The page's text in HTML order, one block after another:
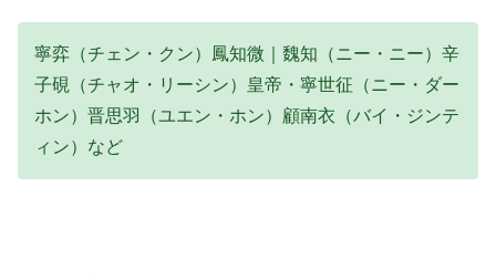
寧弈（チェン・クン）鳳知微｜魏知（ニー・ニー）辛
子硯（チャオ・リーシン）皇帝・寧世征（ニー・ダー
ホン）晋思羽（ユエン・ホン）顧南衣（バイ・ジンテ
ィン）など